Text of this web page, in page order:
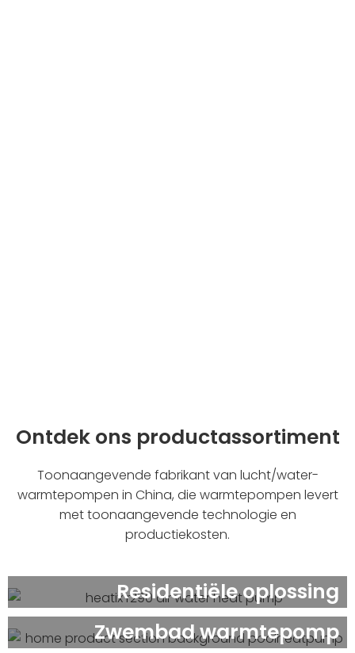
Ontdek ons productassortiment
Toonaangevende fabrikant van lucht/water-
warmtepompen in China, die warmtepompen levert
met toonaangevende technologie en
productiekosten.
Residentiële oplossing
Zwembad warmtepomp